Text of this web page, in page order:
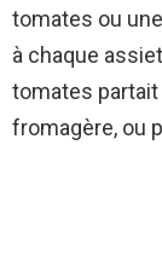
tomates ou
à chaque
tomates
fromagère, ou